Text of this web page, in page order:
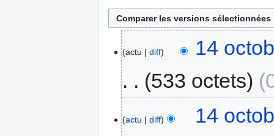
actu diff
14
533 octets
actu diff
14